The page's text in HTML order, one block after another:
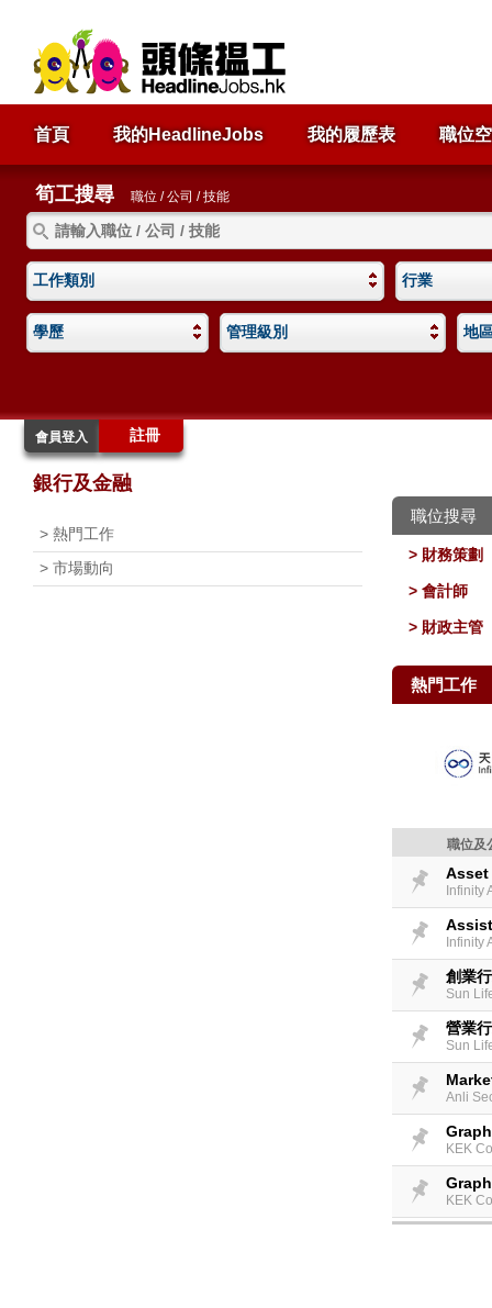
首頁 我的HeadlineJobs 我的履歷表 職位
筍工搜尋 職位 / 公司 / 技能
工作類別 行業
學歷 管理級別 地
會員登入 註冊
銀行及金融
> 熱門工作
> 市場動向
職位搜尋
> 財務策劃
> 會計師
> 財政主管
熱門工作
職位及
Asset
Infinity
Infinity
創業
Sun
營業
Sun
Anli
KEK
KEK